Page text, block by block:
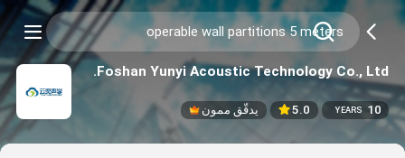
Foshan Yunyi Acoustic Technology Co., Ltd.
10
YEARS
5.0 يدقّق ممون